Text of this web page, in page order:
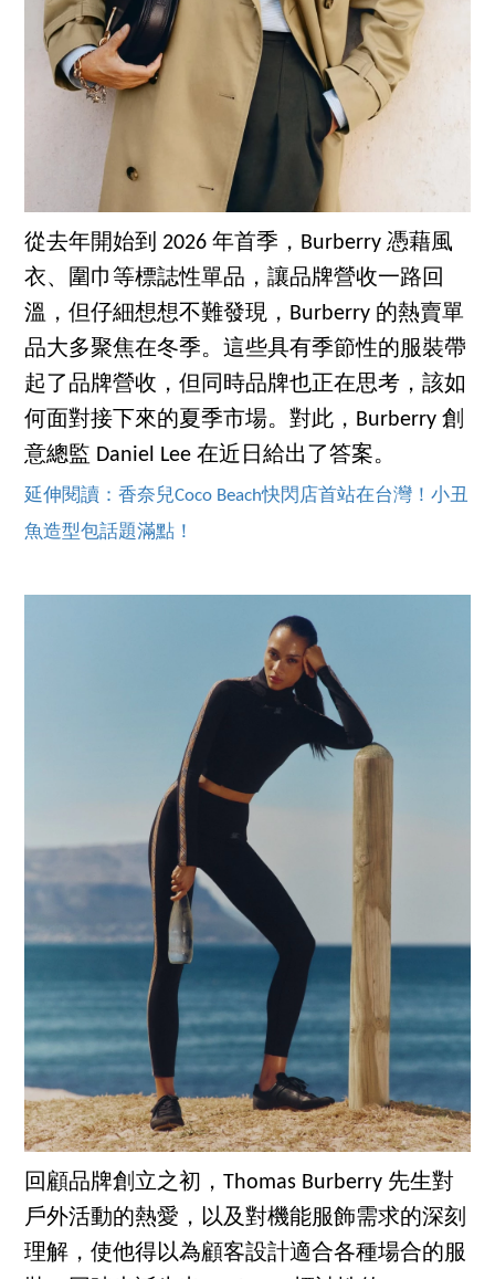
從去年開始到 2026 年首季，Burberry 憑藉風
衣、圍巾等標誌性單品，讓品牌營收一路回
溫，但仔細想想不難發現，Burberry 的熱賣單
品大多聚焦在冬季。這些具有季節性的服裝帶
起了品牌營收，但同時品牌也正在思考，該如
何面對接下來的夏季市場。對此，Burberry 創
意總監 Daniel Lee 在近日給出了答案。
延伸閱讀：香奈兒Coco Beach快閃店首站在台灣！小丑
魚造型包話題滿點！
回顧品牌創立之初，Thomas Burberry 先生對
戶外活動的熱愛，以及對機能服飾需求的深刻
理解，使他得以為顧客設計適合各種場合的服